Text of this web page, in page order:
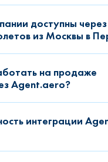
доступны через
из Москвы в
на продаже
Agent.aero?
интеграции